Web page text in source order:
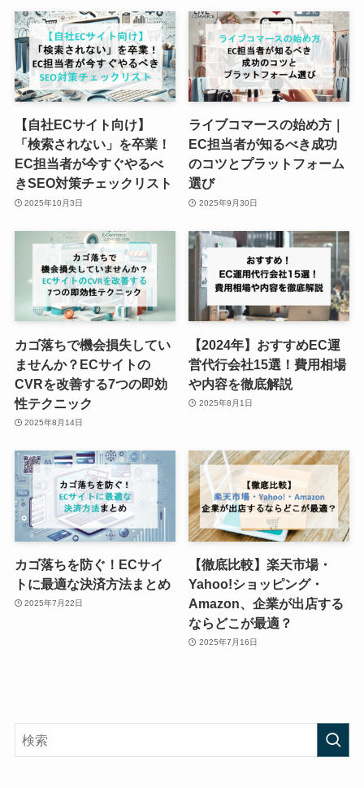
【自社ECサイト向け】
「検索されない」を卒業！
EC担当者が今すぐやるべ
きSEO対策チェックリスト
2025年10月3日
ライブコマースの始め方｜
EC担当者が知るべき成功
のコツとプラットフォーム
選び
2025年9月30日
カゴ落ちで機会損失してい
ませんか？ECサイトの
CVRを改善する7つの即効
性テクニック
2025年8月14日
【2024年】おすすめEC運
営代行会社15選！費用相場
や内容を徹底解説
2025年8月1日
カゴ落ちを防ぐ！ECサイ
トに最適な決済方法まとめ
2025年7月22日
【徹底比較】楽天市場・
Yahoo!ショッピング・
Amazon、企業が出店する
ならどこが最適？
2025年7月16日